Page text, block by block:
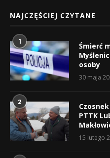
NAJCZĘŚCIEJ CZYTANE
1
Śmierć
osoby
30 maja
2
PTTK
15 lutego